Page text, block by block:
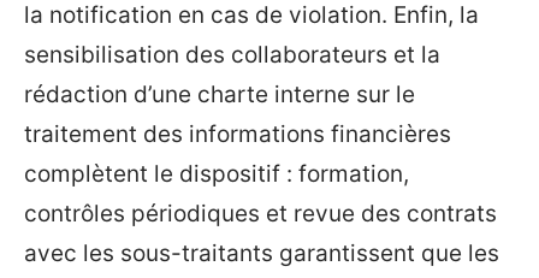
la notification en cas de violation. Enfin, la
sensibilisation des collaborateurs et la
rédaction d’une charte interne sur le
traitement des informations financières
complètent le dispositif : formation,
contrôles périodiques et revue des contrats
avec les sous-traitants garantissent que les